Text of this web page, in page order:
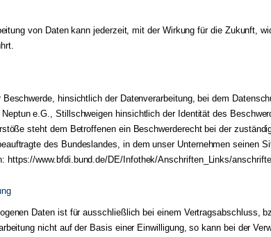
von Daten kann jederzeit, mit der Wirkung für die Zukunft,
hinsichtlich der Datenverarbeitung, bei dem
e.G., Stillschweigen hinsichtlich der Identität des
steht dem Betroffenen ein Beschwerderecht bei der
des Bundeslandes, in dem unser Unternehmen seinen
https://www.bfdi.bund.de/DE/Infothek/Anschriften_Links/
Daten ist für ausschließlich bei einem Vertragsabschluss,
nicht auf der Basis einer Einwilligung, so kann bei der